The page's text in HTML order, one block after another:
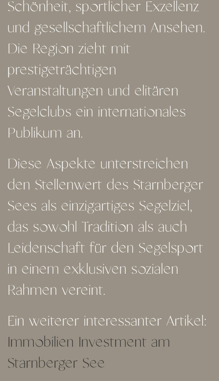
Schönheit, sportlicher Exzellenz
und gesellschaftlichem Ansehen.
Die Region zieht mit
prestigeträchtigen
Veranstaltungen und elitären
Segelclubs ein internationales
Publikum an.
Diese Aspekte unterstreichen
den Stellenwert des Starnberger
Sees als einzigartiges Segelziel,
das sowohl Tradition als auch
Leidenschaft für den Segelsport
in einem exklusiven sozialen
Rahmen vereint.
Ein weiterer interessanter Artikel:
Immobilien Investment am
Starnberger See